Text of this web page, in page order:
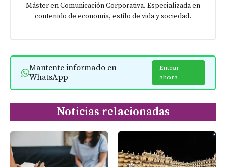
Máster en Comunicación Corporativa. Especializada en
contenido de economía, estilo de vida y sociedad.
Mantente informado en
WhatsApp
Entrar
ahora
Noticias relacionadas